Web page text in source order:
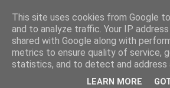
This site uses cookies from Google
and to analyze traffic. Your IP
shared with Google along with
metrics to ensure quality of service,
statistics, and to detect and address
LEARN MORE